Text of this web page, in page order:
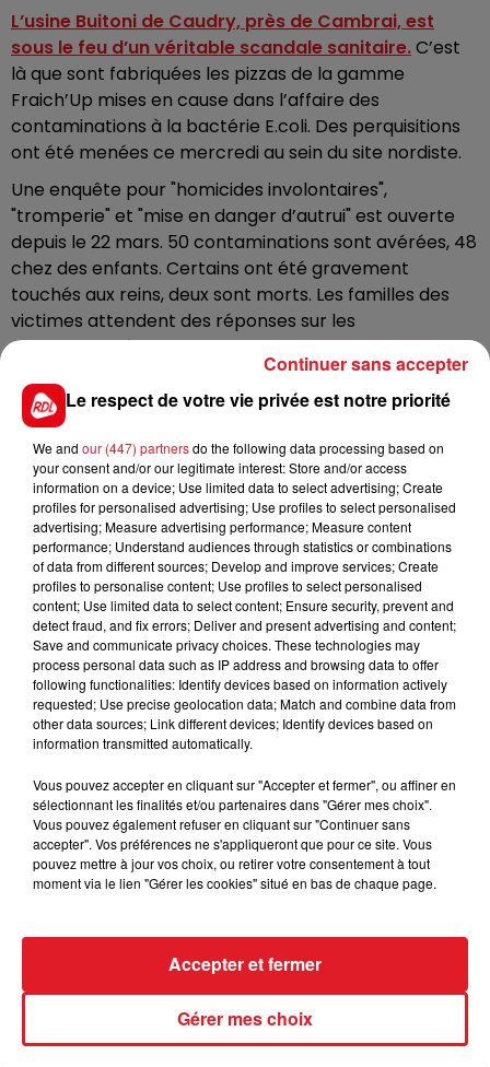
L’usine Buitoni de Caudry, près de Cambrai, est
sous le feu d’un véritable scandale sanitaire.C’est
là que sont fabriquées les pizzas de la gamme
Fraich’Up mises en cause dans l’affaire des
contaminations à la bactérie E.coli. Des perquisitions
ont été menées ce mercredi au sein du site nordiste.
Une enquête pour "homicides involontaires",
"tromperie" et "mise en danger d’autrui" est ouverte
depuis le 22 mars. 50 contaminations sont avérées, 48
chez des enfants. Certains ont été gravement
touchés aux reins, deux sont morts. Les familles des
victimes attendent des réponses sur les
responsabilités de l’entreprise.
Le préfet du Nord a interdit la production de pizzas
depuis le 1eravril suite à deux inspections d’hygiène.
FIL D'ACTUS
BÉTHUNE: ENQUÊTE POUR HOMICIDE
VOLONTAIRE EN COURS, APRÈS LA...
Selon les premiers éléments, le logement servait
à des prostituées
Le respect de votre vie privée est notre priorité
We and our (447) partnersdo the following data processing based on
your consent and/or our legitimate interest: Store and/or access
information on a device; Use limited data to select advertising; Create
profiles for personalised advertising; Use profiles to select personalised
advertising; Measure advertising performance; Measure content
performance; Understand audiences through statistics or combinations
of data from different sources; Develop and improve services; Create
profiles to personalise content; Use profiles to select personalised
content; Use limited data to select content; Ensure security, prevent and
detect fraud, and fix errors; Deliver and present advertising and content;
Save and communicate privacy choices. These technologies may
process personal data such as IP address and browsing data to offer
following functionalities: Identify devices based on information actively
requested; Use precise geolocation data; Match and combine data from
other data sources; Link different devices; Identify devices based on
information transmitted automatically.
Vous pouvez accepter en cliquant sur "Accepter et fermer", ou affiner en
sélectionnant les finalités et/ou partenaires dans "Gérer mes choix".
Vous pouvez également refuser en cliquant sur "Continuer sans
accepter". Vos préférences ne s'appliqueront que pour ce site. Vous
pouvez mettre à jour vos choix, ou retirer votre consentement à tout
moment via le lien "Gérer les cookies" situé en bas de chaque page.
Gérer mes choix
Accepter et fermer
Continuer sans accepter